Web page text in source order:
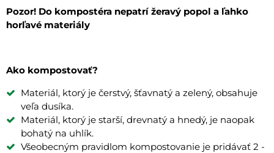
Pozor! Do kompostéra nepatrí žeravý popol a ľahko
horľavé materiály
Ako kompostovať?
Materiál, ktorý je čerstvý, šťavnatý a zelený, obsahuje
veľa dusíka.
Materiál, ktorý je starší, drevnatý a hnedý, je naopak
bohatý na uhlík.
Všeobecným pravidlom kompostovanie je pridávať 2 -